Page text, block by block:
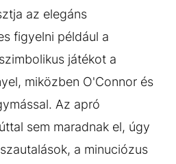
az elegáns
figyelni például a
játékot a
miközben O'Connor és
Az apró
sem maradnak el, úgy
a minuciózus